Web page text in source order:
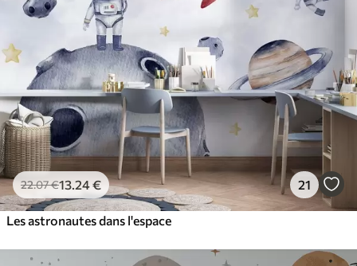
22.07€13 .24€ 21
Les astronautes dans l'espace